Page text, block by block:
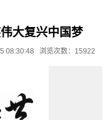
大复兴中国梦
08:30:48 浏览次数：15922